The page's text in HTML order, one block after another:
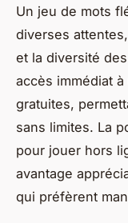
Un jeu de mots
diverses
et la diversité
accès immédiat
gratuites,
sans limites. La
pour jouer hors
avantage
qui préfèrent